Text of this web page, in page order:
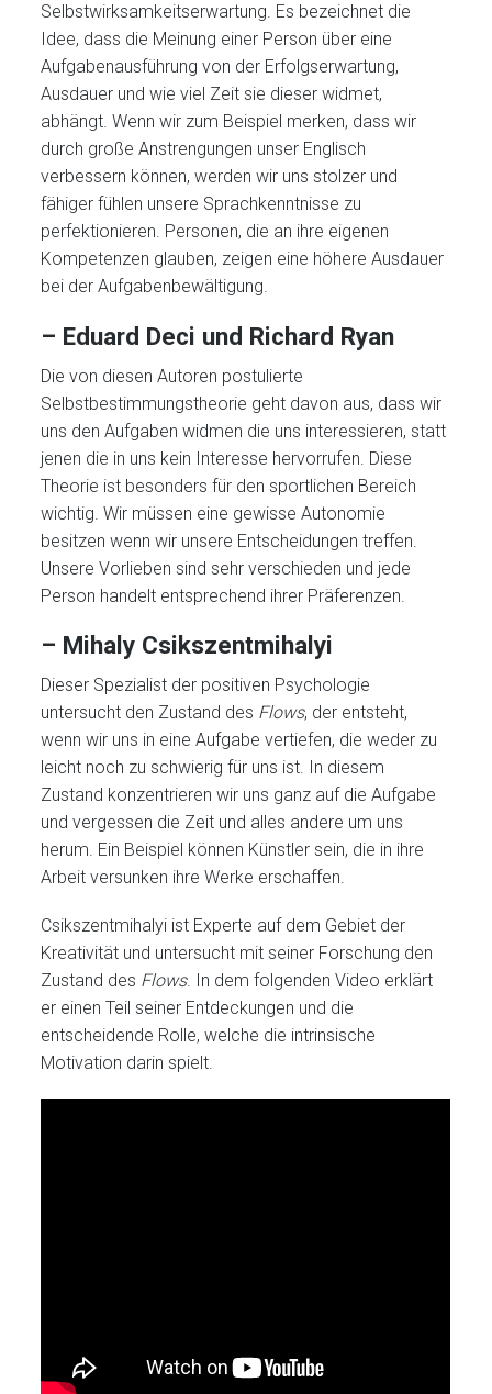
Selbstwirksamkeitserwartung. Es bezeichnet die
Idee, dass die Meinung einer Person über eine
Aufgabenausführung von der Erfolgserwartung,
Ausdauer und wie viel Zeit sie dieser widmet,
abhängt. Wenn wir zum Beispiel merken, dass wir
durch große Anstrengungen unser Englisch
verbessern können, werden wir uns stolzer und
fähiger fühlen unsere Sprachkenntnisse zu
perfektionieren. Personen, die an ihre eigenen
Kompetenzen glauben, zeigen eine höhere Ausdauer
bei der Aufgabenbewältigung.
– Eduard Deci und Richard Ryan
Die von diesen Autoren postulierte
Selbstbestimmungstheorie geht davon aus, dass wir
uns den Aufgaben widmen die uns interessieren, statt
jenen die in uns kein Interesse hervorrufen. Diese
Theorie ist besonders für den sportlichen Bereich
wichtig. Wir müssen eine gewisse Autonomie
besitzen wenn wir unsere Entscheidungen treffen.
Unsere Vorlieben sind sehr verschieden und jede
Person handelt entsprechend ihrer Präferenzen.
– Mihaly Csikszentmihalyi
Dieser Spezialist der positiven Psychologie
untersucht den Zustand des Flows, der entsteht,
wenn wir uns in eine Aufgabe vertiefen, die weder zu
leicht noch zu schwierig für uns ist. In diesem
Zustand konzentrieren wir uns ganz auf die Aufgabe
und vergessen die Zeit und alles andere um uns
herum. Ein Beispiel können Künstler sein, die in ihre
Arbeit versunken ihre Werke erschaffen.
Csikszentmihalyi ist Experte auf dem Gebiet der
Kreativität und untersucht mit seiner Forschung den
Zustand des Flows. In dem folgenden Video erklärt
er einen Teil seiner Entdeckungen und die
entscheidende Rolle, welche die intrinsische
Motivation darin spielt.